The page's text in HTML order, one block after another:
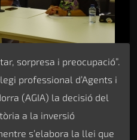
sorpresa i preocupació”.
professional d’Agents i
(AGIA) la decisió del
a la inversió
s’elabora la llei que